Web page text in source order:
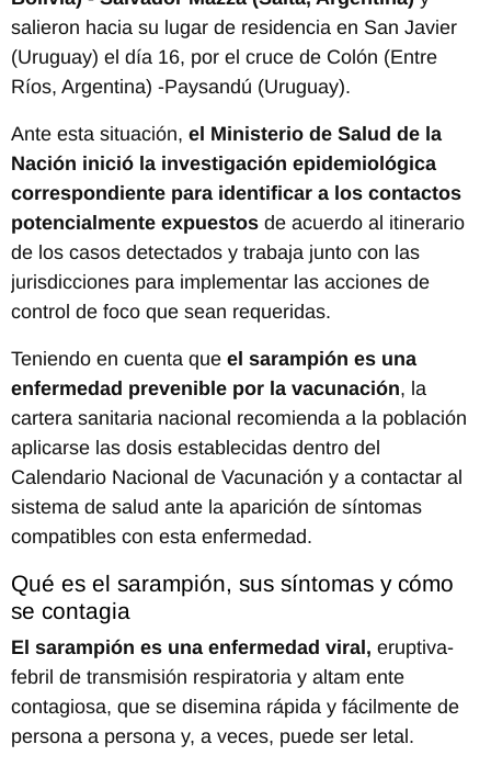
salieron hacia su lugar de residencia en San Javier
(Uruguay) el día 16, por el cruce de Colón (Entre
Ríos, Argentina) -Paysandú (Uruguay).
Ante esta situación, el Ministerio de Salud de la
Nación inició la investigación epidemiológica
correspondiente para identificar a los contactos
potencialmente expuestos de acuerdo al itinerario
de los casos detectados y trabaja junto con las
jurisdicciones para implementar las acciones de
control de foco que sean requeridas.
Teniendo en cuenta que el sarampión es una
enfermedad prevenible por la vacunación, la
cartera sanitaria nacional recomienda a la población
aplicarse las dosis establecidas dentro del
Calendario Nacional de Vacunación y a contactar al
sistema de salud ante la aparición de síntomas
compatibles con esta enfermedad.
Qué es el sarampión, sus síntomas y cómo
se contagia
El sarampión es una enfermedad viral, eruptiva-
febril de transmisión respiratoria y altam ente
contagiosa, que se disemina rápida y fácilmente de
persona a persona y, a veces, puede ser letal.